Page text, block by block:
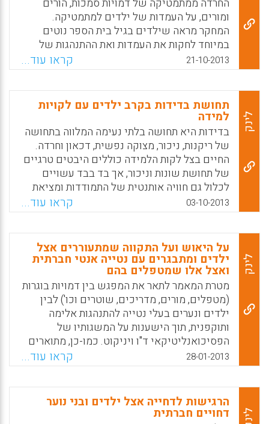
החומר התאורטי והדוגמאות המובאות בספר
מתייחסים לשני אופנים של סיוע – טיפול נפשי
מקצועי ועזרה ראשונה נפשית באמצעות
מתנדבים ( יצחק גילת) .
החרדה ממתמטיקה של דמויות סמכות, הורים
ומורים, על העמדות של ילדים למתמטיקה.
המחקר מראה שילדים בגיל בית הספר נוטים
במיוחד לחקות את העמדות ואת ההתנהגות של
ההורה מאותו מין-מקור לדאגה אם אנו רוצים
לשפר את הביצוע שעדיין טעון שיפור של הבנות
בתחומים שנשלטים באופן מסורתי על ידי
הזכרים כמו מתמטיקה ומדעים. אם האימא
שונאת מתמטיקה, הילדה הצעירה עשויה להצדיק
שזה גם בסדר עבורה לא לאהוב מתמטיקה.
(Annie Murphy Paul, 2013).
WhatsApp
Facebook
Email
X
21-10-2013 קראו עוד...
לינק
תחושת בדידות בקרב ילדים עם לקויות
למידה
בדידות היא תחושה בלתי נעימה המלווה בתחושה
של ריקנות, ניכור, מצוקה נפשית, דכאון וחרדה.
החיים בצל לקות הלמידה כוללים היבטים טרגיים
של תחושת שונות וניכור, אך בד בבד עשויים
לכלול גם חוויה אותנטית של התמודדות ומציאת
משמעות. במאמר הנוכחי, מתמקד הפסיכולוג פלג
דור חיים בבדידותם של ילדים בעלי לקות למידה.
מספר על נסיונם של אייל וליאור להתמודד עם
שייכות וקבלה בזיקה לקשיים ולתסכולים
הרגשיים אותם הם חווה עקב לקות הלמידה
שלהם. דור חיים משתף בעבודתיו הטיפולית
ומרחיב על האופן שבו ביקש לסייע לילדים
להתמודד עם תחושת הבדידות ( פלג דור חיים).
WhatsApp
Facebook
Email
X
03-10-2013 קראו עוד...
לינק
על היאוש ועל התקווה שמתעוררים אצל
ילדים ומתבגרים עם נטייה אנטי חברתית
ואצל אלו שמטפלים בהם
מטרת המאמר לתאר את המפגש בין דמויות בוגרות
(מטפלים, מורים, מדריכים, שוטרים וכו') לבין
ילדים ונערים בעלי נטייה להתנהגות אלימה
ותוקפנית, תוך הישענות על המשגותיו של
הפסיכואנליטיקאי ד"ו ויניקוט. כמו-כן, מתוארים
בחלק השני של המאמר היחסים בין הדמויות
הבוגרות שמקיפות את הילד והנער לבין עצמן,
יחסים שיכולים לנוע בין האשמה הדדית לבין
שיתוף פעולה מחזק. המאמר מבוסס על הרצאה
שניתנה במסגרת יום עיון של המחלקה לחינוך
28-01-2013 קראו עוד...
לינק
הרגישות לדחייה אצל ילדים ובני נוער
דחויים חברתית